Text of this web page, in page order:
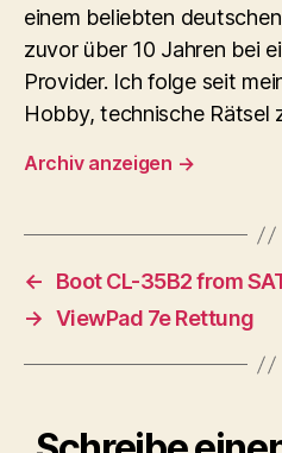
einem beliebten
zuvor über 10 Jahren bei
Provider. Ich folge seit
Hobby, technische Rätsel
Archiv anzeigen →
←
Boot CL-35B2 from
→ ViewPad 7e Rettung